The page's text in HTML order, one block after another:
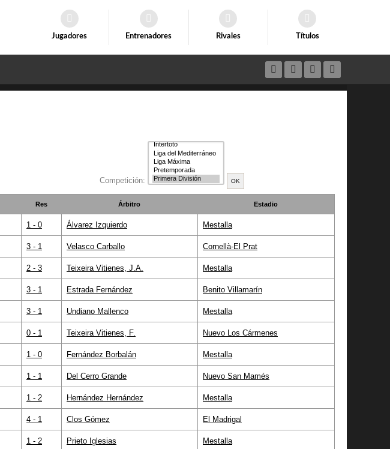
Jugadores Entrenadores Rivales Títulos
Competición:
Res Árbitro Estadio
1 - 0 Álvarez Izquierdo Mestalla
3 - 1 Velasco Carballo Cornellà-El Prat
2 - 3 Teixeira Vitienes, J.A. Mestalla
3 - 1 Estrada Fernández Benito Villamarín
3 - 1 Undiano Mallenco Mestalla
0 - 1 Teixeira Vitienes, F. Nuevo Los Cármenes
1 - 0 Fernández Borbalán Mestalla
1 - 1 Del Cerro Grande Nuevo San Mamés
1 - 2 Hernández Hernández Mestalla
4 - 1 Clos Gómez El Madrigal
1 - 2 Prieto Iglesias Mestalla